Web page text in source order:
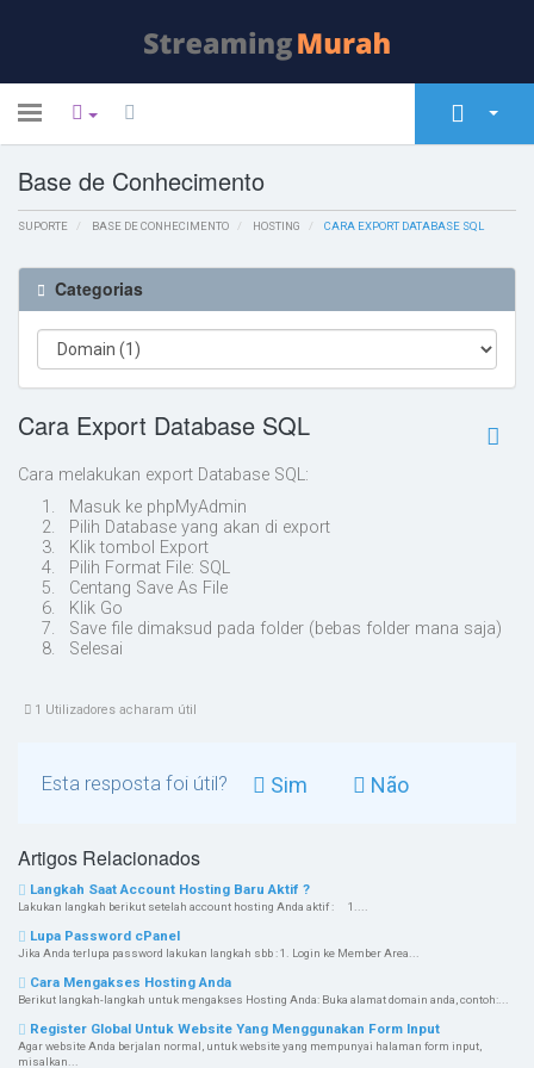
Toggle
Área do Cliente
Loja
Estado da Rede
Contacte-nos
Base de Conhecimento
SUPORTE BASE DE CONHECIMENTO HOSTING CARA EXPORT DATABASE SQL
Categorias
Cara Export Database SQL
Cara melakukan export Database SQL:
1. Masuk ke phpMyAdmin
2. Pilih Database yang akan di export
3. Klik tombol Export
4. Pilih Format File: SQL
5. Centang Save As File
6. Klik Go
7. Save file dimaksud pada folder (bebas folder mana saja)
8. Selesai
1 Utilizadores acharam útil
Esta resposta foi útil? Sim Não
Artigos Relacionados
Langkah Saat Account Hosting Baru Aktif ?
Lakukan langkah berikut setelah account hosting Anda aktif : 1....
Lupa Password cPanel
Jika Anda terlupa password lakukan langkah sbb : 1. Login ke Member Area...
Cara Mengakses Hosting Anda
Berikut langkah-langkah untuk mengakses Hosting Anda: Buka alamat domain anda, contoh:...
Register Global Untuk Website Yang Menggunakan Form Input
Agar website Anda berjalan normal, untuk website yang mempunyai halaman form input,
misalkan...